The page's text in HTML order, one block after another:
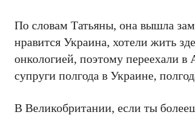
По словам Татьяны, она вышла
нравится Украина, хотели жить
онкологией, поэтому переехали
супруги полгода в Украине,
В Великобритании, если ты